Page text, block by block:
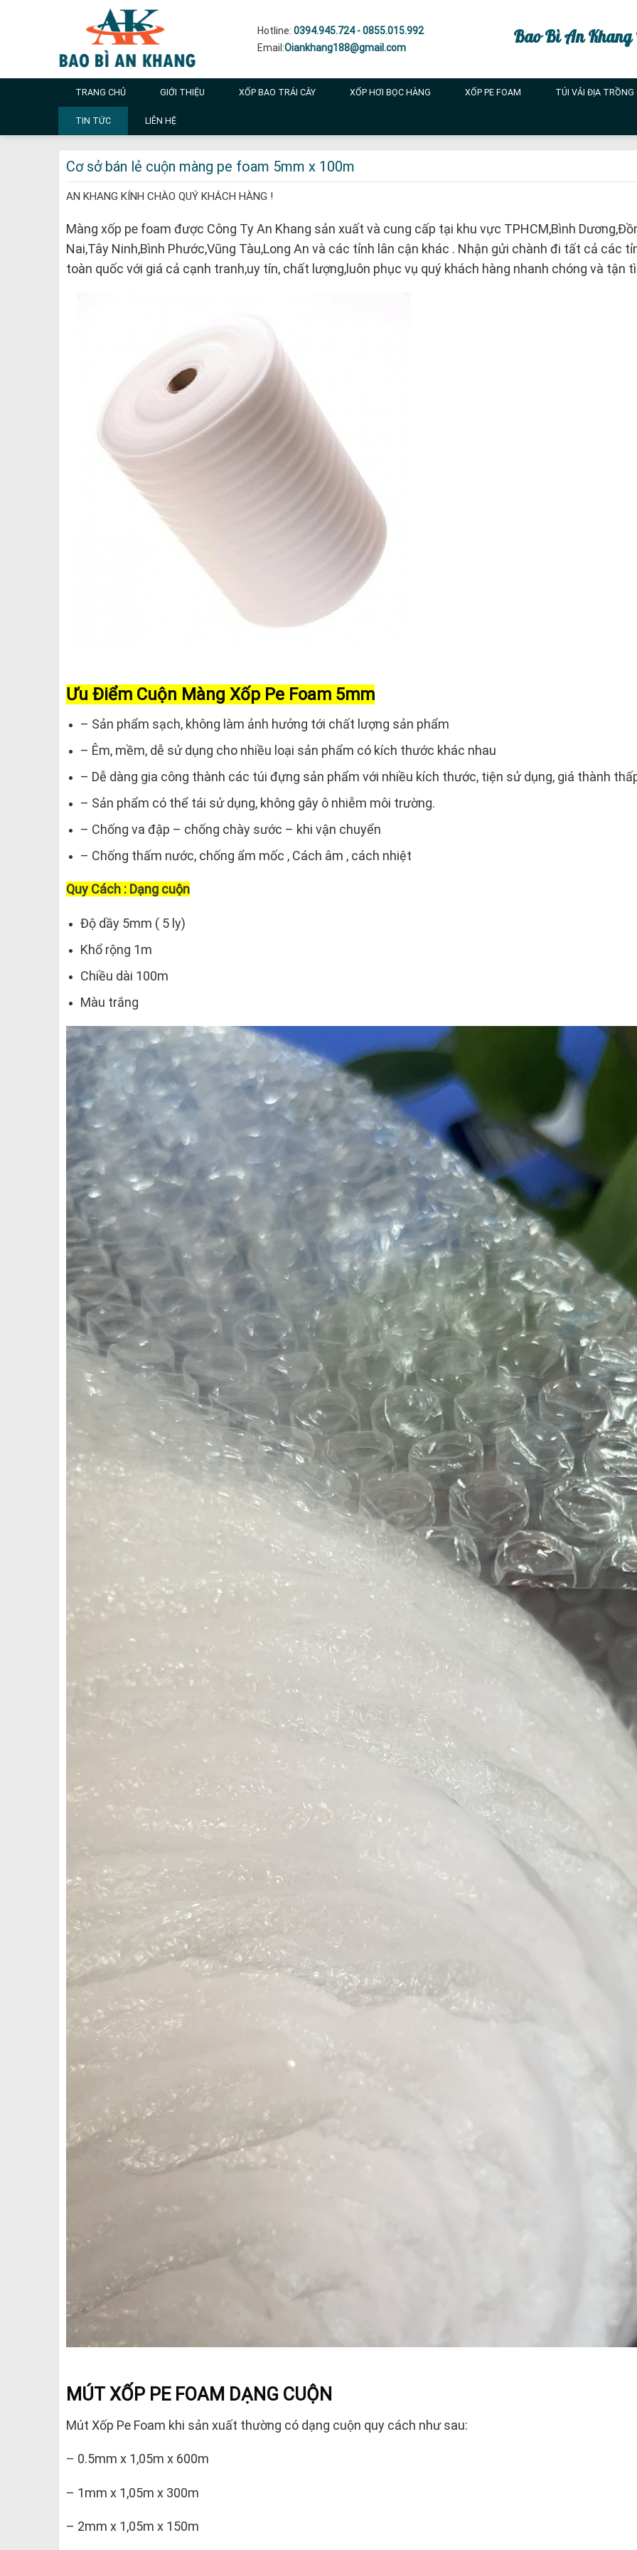
Hotline: 0394.945.724 - 0855.015.992
Email:Oiankhang188@gmail.com Bao Bì An
TRANG CHỦ GIỚI THIỆU XỐP BAO TRÁI CÂY XỐP HƠI BỌC HÀNG XỐP PE FOAM TÚI VẢI ĐỊA TRỒNG
TIN TỨC LIÊN HỆ
Cơ sở bán lẻ cuộn màng pe foam 5mm x 100m
AN KHANG KÍNH CHÀO QUÝ KHÁCH HÀNG !
Màng xốp pe foam được Công Ty An Khang sản xuất và cung cấp tại khu vực TPHCM,Bình
Nai,Tây Ninh,Bình Phước,Vũng Tàu,Long An và các tỉnh lân cận khác . Nhận gửi chành đi tất cả các
toàn quốc với giá cả cạnh tranh,uy tín, chất lượng,luôn phục vụ quý khách hàng nhanh chóng và tận
Ưu Điểm Cuộn Màng Xốp Pe Foam 5mm
– Sản phẩm sạch, không làm ảnh hưởng tới chất lượng sản phẩm
– Êm, mềm, dễ sử dụng cho nhiều loại sản phẩm có kích thước khác nhau
– Dễ dàng gia công thành các túi đựng sản phẩm với nhiều kích thước, tiện sử dụng, giá thành
– Sản phẩm có thể tái sử dụng, không gây ô nhiễm môi trường.
– Chống va đập – chống chày sước – khi vận chuyển
– Chống thấm nước, chống ẩm mốc , Cách âm , cách nhiệt
Quy Cách : Dạng cuộn
Độ dầy 5mm ( 5 ly)
Khổ rộng 1m
Chiều dài 100m
Màu trắng
MÚT XỐP PE FOAM DẠNG CUỘN
Mút Xốp Pe Foam khi sản xuất thường có dạng cuộn quy cách như sau:
– 0.5mm x 1,05m x 600m
– 1mm x 1,05m x 300m
– 2mm x 1,05m x 150m